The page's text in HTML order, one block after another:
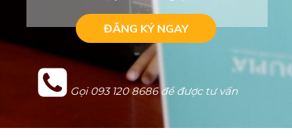
Gọi 093 120 8686 để được tư vấn
ĐĂNG KÝ NGAY